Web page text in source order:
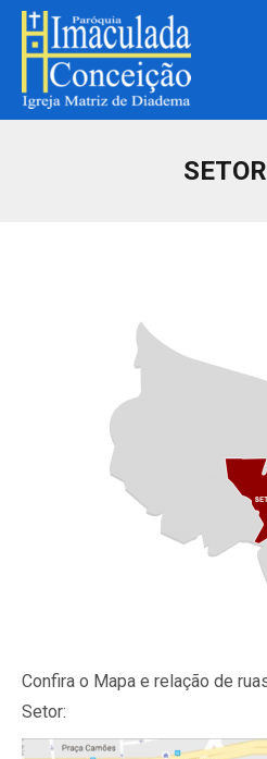
Confira o Mapa e relação de
Setor: